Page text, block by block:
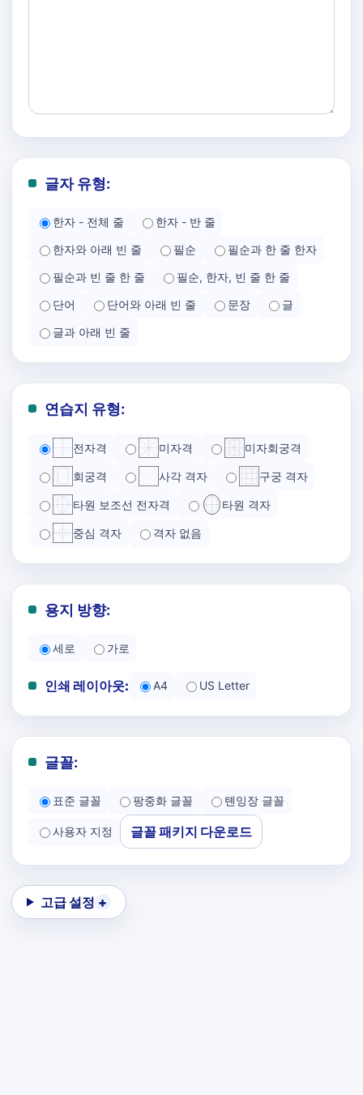
글자 유형:
한자 - 전체 줄
한자 - 반 줄
한자와 아래 빈 줄
필순
필순과 한 줄 한자
필순과 빈 줄 한 줄
필순, 한자, 빈 줄 한 줄
단어
단어와 아래 빈 줄 문장
글
글과 아래 빈 줄
연습지 유형:
전자격 미자격 미자회궁격
회궁격 사각 격자 구궁 격자
타원 보조선 전자격 타원 격자
중심 격자 격자 없음
용지 방향:
세로 가로
인쇄 레이아웃: A4 US Letter
글꼴:
표준 글꼴 팡중화 글꼴 톈잉장 글꼴
사용자 지정 글꼴 패키지 다운로드
고급 설정